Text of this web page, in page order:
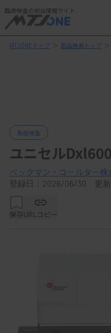
臨床検査の総合情報サイト
MTJONEトップ ＞ 製品検索トップ ＞
免疫検査
ユニセル
ベックマン・コールター株
登録日：2026/06/30 更
保存URLコピー